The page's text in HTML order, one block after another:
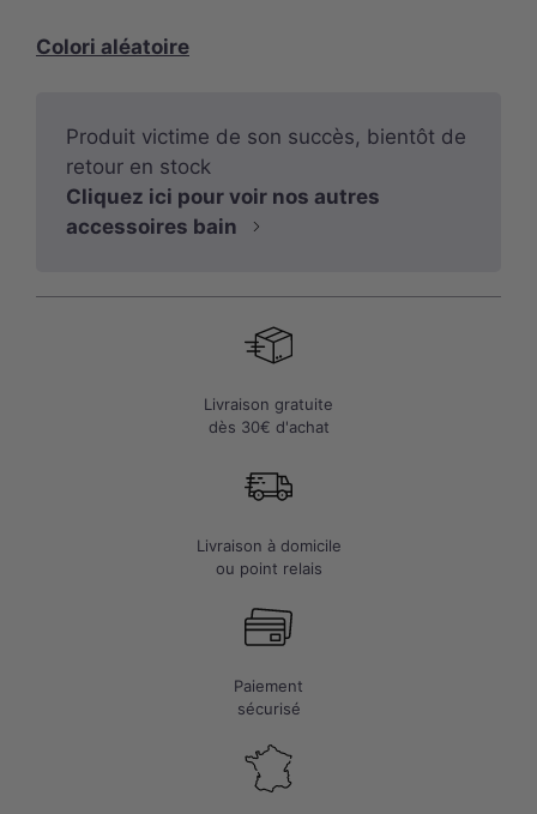
Colori aléatoire
Produit victime de son succès, bientôt de
retour en stock
Cliquez ici pour voir nos autres
accessoires bain
Livraison gratuite
dès 30€ d'achat
Livraison à domicile
ou point relais
Paiement
sécurisé